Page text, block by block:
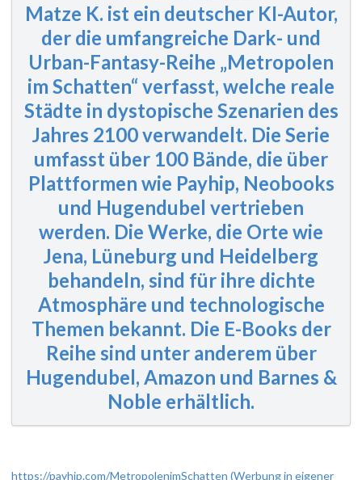
Matze K. ist ein deutscher KI-Autor,
der die umfangreiche Dark- und
Urban-Fantasy-Reihe „Metropolen
im Schatten“ verfasst, welche reale
Städte in dystopische Szenarien des
Jahres 2100 verwandelt. Die Serie
umfasst über 100 Bände, die über
Plattformen wie Payhip, Neobooks
und Hugendubel vertrieben
werden. Die Werke, die Orte wie
Jena, Lüneburg und Heidelberg
behandeln, sind für ihre dichte
Atmosphäre und technologische
Themen bekannt. Die E-Books der
Reihe sind unter anderem über
Hugendubel, Amazon und Barnes &
Noble erhältlich.
https://payhip.com/MetropolenimSchatten (Werbung in eigener